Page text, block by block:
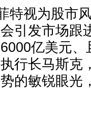
特视为股市
引发市场跟
亿美元
行长马斯克
的敏锐眼光